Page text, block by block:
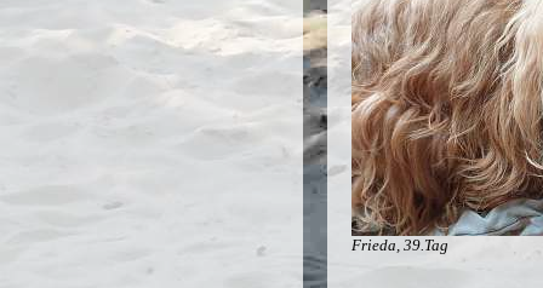
Frieda, 39.Tag